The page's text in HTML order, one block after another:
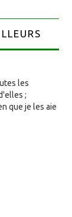
les
;
que je les aie